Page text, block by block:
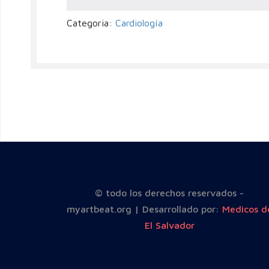
Categoria: Cardiología
© todo los derechos reservados -
myartbeat.org | Desarrollado por: Medicos
El Salvador